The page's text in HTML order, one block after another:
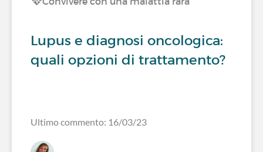
Lupus e diagnosi oncologica:
quali opzioni di trattamento?
Ultimo commento: 16/03/23